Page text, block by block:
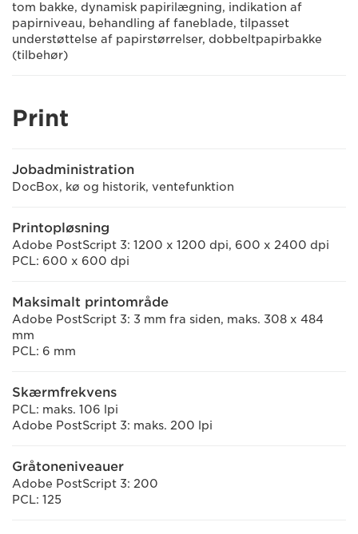
tom bakke, dynamisk papirilægning, indikation af
papirniveau, behandling af faneblade, tilpasset
understøttelse af papirstørrelser, dobbeltpapirbakke
(tilbehør)
Print
Jobadministration
DocBox, kø og historik, ventefunktion
Printopløsning
Adobe PostScript 3: 1200 x 1200 dpi, 600 x 2400 dpi
PCL: 600 x 600 dpi
Maksimalt printområde
Adobe PostScript 3: 3 mm fra siden, maks. 308 x 484
mm
PCL: 6 mm
Skærmfrekvens
PCL: maks. 106 lpi
Adobe PostScript 3: maks. 200 lpi
Gråtoneniveauer
Adobe PostScript 3: 200
PCL: 125